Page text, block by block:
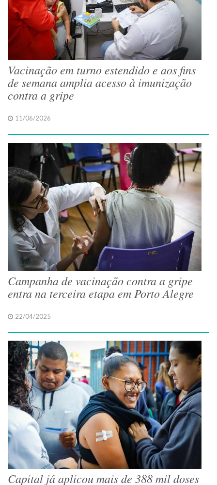
Vacinação em turno estendido e aos fins
de semana amplia acesso à imunização
contra a gripe
11/06/2026
Campanha de vacinação contra a gripe
entra na terceira etapa em Porto Alegre
22/04/2025
Capital já aplicou mais de 388 mil doses